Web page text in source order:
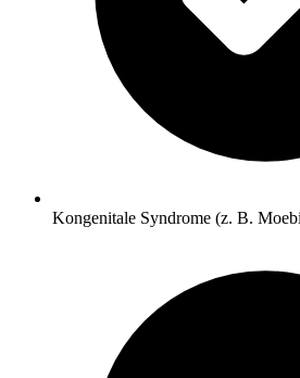
Kongenitale Syndrome (z. B.